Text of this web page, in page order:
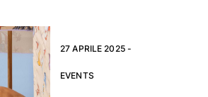
Pareo
27 APRILE 2025 -
EVENTS